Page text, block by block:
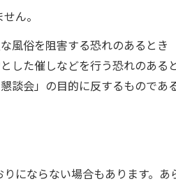
ん。
風俗を阻害する恐れのあるとき
した催しなどを行う恐れのある
談会」の目的に反するものであ
にならない場合もあります。あ